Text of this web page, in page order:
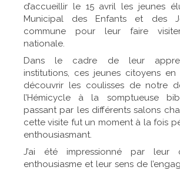
d’accueillir le 15 avril les jeunes
Municipal des Enfants et des
commune pour leur faire
nationale.
Dans le cadre de leur
institutions, ces jeunes citoyens
découvrir les coulisses de notre
l’Hémicycle à la somptueuse
passant par les différents salons
cette visite fut un moment à la fois
enthousiasmant.
J’ai été impressionné par leur
enthousiasme et leur sens de